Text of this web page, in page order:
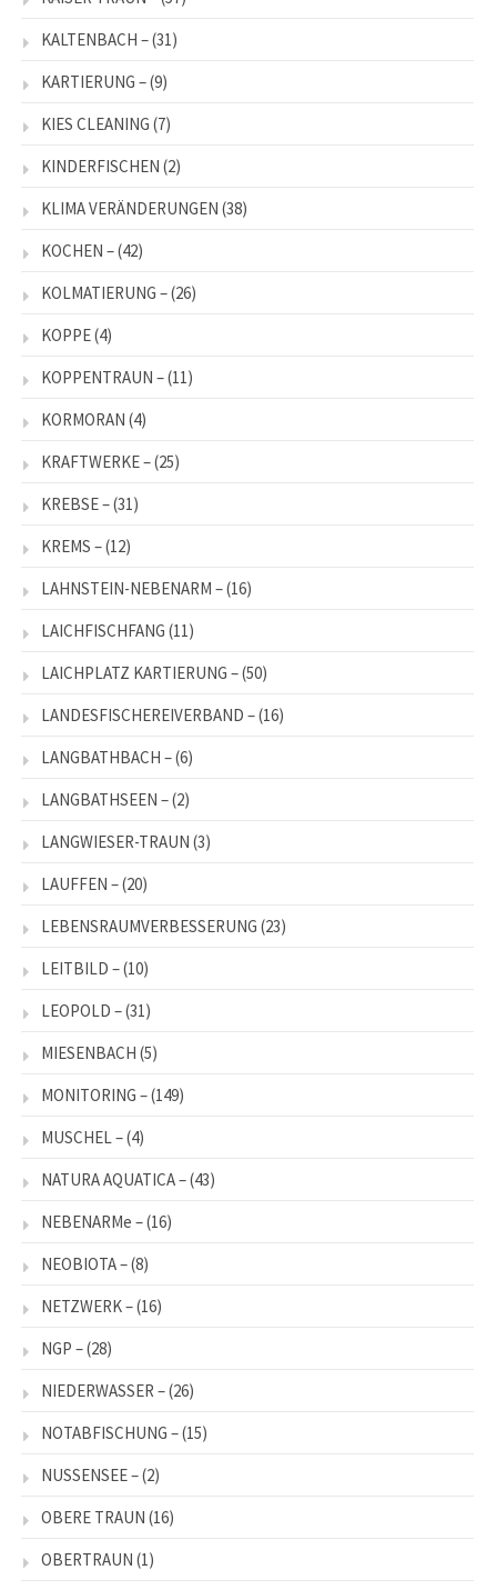
KALTENBACH –(31)
KARTIERUNG –(9)
KIES CLEANING (7)
KINDERFISCHEN (2)
KLIMA VERÄNDERUNGEN (38)
KOCHEN –(42)
KOLMATIERUNG –(26)
KOPPE(4)
KOPPENTRAUN –(11)
KORMORAN (4)
KRAFTWERKE –(25)
KREBSE –(31)
KREMS –(12)
LAHNSTEIN-NEBENARM –(16)
LAICHFISCHFANG (11)
LAICHPLATZ KARTIERUNG –(50)
LANDESFISCHEREIVERBAND –(16)
LANGBATHBACH –(6)
LANGBATHSEEN –(2)
LANGWIESER-TRAUN (3)
LAUFFEN –(20)
LEBENSRAUMVERBESSERUNG (23)
LEITBILD –(10)
LEOPOLD –(31)
MIESENBACH (5)
MONITORING –(149)
MUSCHEL –(4)
NATURA AQUATICA –(43)
NEBENARMe –(16)
NEOBIOTA –(8)
NETZWERK –(16)
NGP –(28)
NIEDERWASSER –(26)
NOTABFISCHUNG –(15)
NUSSENSEE –(2)
OBERE TRAUN (16)
OBERTRAUN (1)